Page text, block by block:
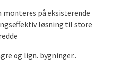
på eksisterende
løsning til store
og lign. bygninger..